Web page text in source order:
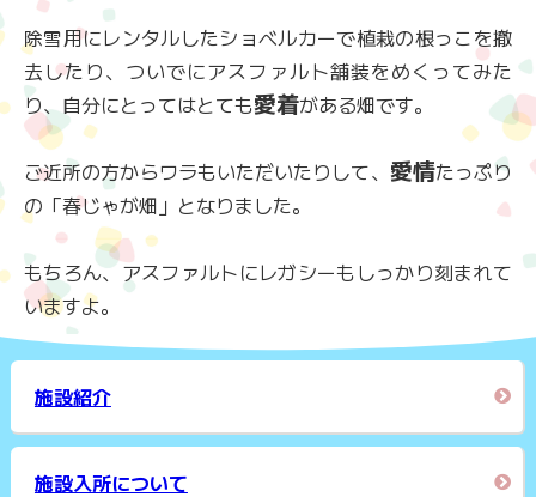
除雪用にレンタルしたショベルカーで植栽の根っこを撤
去したり、ついでにアスファルト舗装をめくってみた
り、自分にとってはとても愛着がある畑です。
ご近所の方からワラもいただいたりして、 愛情たっぷり
の「春じゃが畑」となりました。
もちろん、アスファルトにレガシーもしっかり刻まれて
いますよ。
施設紹介
施設入所について